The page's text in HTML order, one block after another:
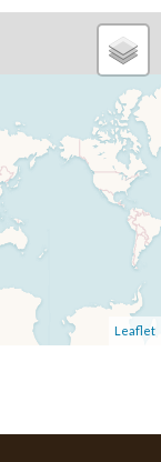
Leaflet